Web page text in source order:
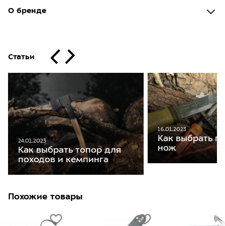
О бренде
Статьи
24.01.2023
Как выбрать топор для
походов и кемпинга
16.01.2023
Как выбрать
нож
Похожие товары